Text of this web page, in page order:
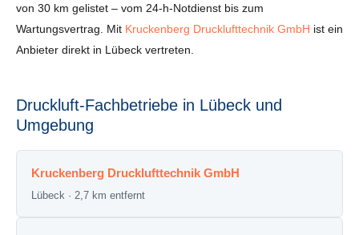
von 30 km gelistet – vom 24-h-Notdienst bis zum
Wartungsvertrag. Mit Kruckenberg Drucklufttechnik GmbH ist ein
Anbieter direkt in Lübeck vertreten.
Druckluft-Fachbetriebe in Lübeck und
Umgebung
Kruckenberg Drucklufttechnik GmbH
Lübeck · 2,7 km entfernt